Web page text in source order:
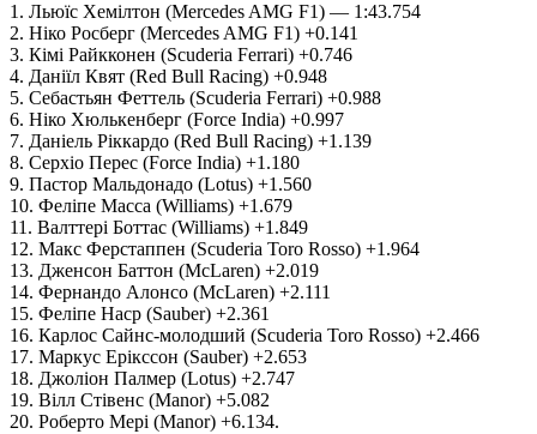
1. Льюїс Хемілтон (Mercedes AMG F1) — 1:43.754
2. Ніко Росберг (Mercedes AMG F1) +0.141
3. Кімі Райкконен (Scuderia Ferrari) +0.746
4. Даніїл Квят (Red Bull Racing) +0.948
5. Себастьян Феттель (Scuderia Ferrari) +0.988
6. Ніко Хюлькенберг (Force India) +0.997
7. Даніель Ріккардо (Red Bull Racing) +1.139
8. Серхіо Перес (Force India) +1.180
9. Пастор Мальдонадо (Lotus) +1.560
10. Феліпе Масса (Williams) +1.679
11. Валттері Боттас (Williams) +1.849
12. Макс Ферстаппен (Scuderia Toro Rosso) +1.964
13. Дженсон Баттон (McLaren) +2.019
14. Фернандо Алонсо (McLaren) +2.111
15. Феліпе Наср (Sauber) +2.361
16. Карлос Сайнс-молодший (Scuderia Toro Rosso) +2.466
17. Маркус Ерікссон (Sauber) +2.653
18. Джоліон Палмер (Lotus) +2.747
19. Вілл Стівенс (Manor) +5.082
20. Роберто Мері (Manor) +6.134.